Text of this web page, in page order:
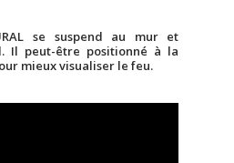
se suspend au mur et
Il peut-être positionné à la
mieux visualiser le feu.